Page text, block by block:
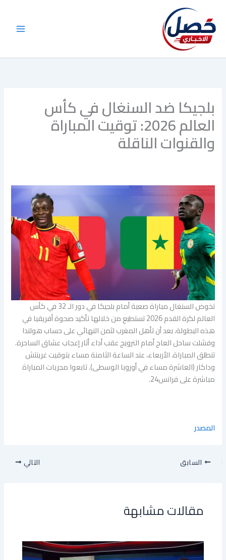
المحتوى
بلجيكا ضد السنغال في كأس
العالم 2026: توقيت المباراة
والقنوات الناقلة
تخوض السنغال مباراة صعبة أمام بلجيكا في دور الـ 32 في كأس
العالم لكرة القدم 2026 تستطيع من خلالها تأكيد صحوة أفريقيا في
هذه البطولة، بعد أن تأهل المغرب لثمن النهائي على حساب هولندا
وفشلت ساحل العاج أمام النرويج عقب أداء أثار إعجاب عشاق الساحرة.
تنطلق المباراة، الأربعاء، عند الساعة الثامنة مساء بتوقيت غرينتش
وداكار (العاشرة مساء في أوروبا الوسطى). تابعوا مجريات المباراة
مباشرة على فرانس24.
المصدر
السابق التالي
مقالات مشابهة